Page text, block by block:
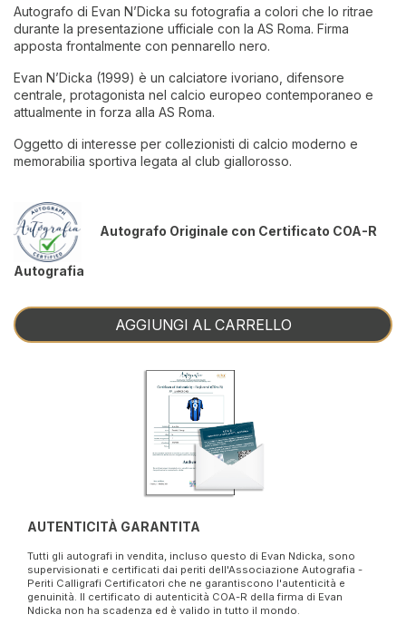
Autografo di Evan N’Dicka su fotografia a colori che lo ritrae
durante la presentazione ufficiale con la AS Roma. Firma
apposta frontalmente con pennarello nero.
Evan N’Dicka (1999) è un calciatore ivoriano, difensore
centrale, protagonista nel calcio europeo contemporaneo e
attualmente in forza alla AS Roma.
Oggetto di interesse per collezionisti di calcio moderno e
memorabilia sportiva legata al club giallorosso.
Autografo Originale con Certificato COA-R
Autografia
AGGIUNGI AL CARRELLO
AUTENTICITÀ GARANTITA
Tutti gli autografi in vendita, incluso questo di Evan Ndicka, sono
supervisionati e certificati dai periti dell'Associazione Autografia -
Periti Calligrafi Certificatori che ne garantiscono l'autenticità e
genuinità. Il certificato di autenticità COA-R della firma di Evan
Ndicka non ha scadenza ed è valido in tutto il mondo.